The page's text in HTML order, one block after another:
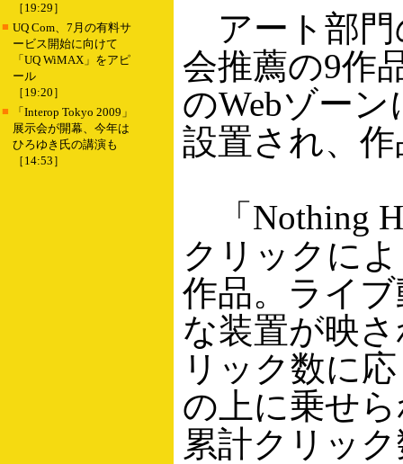
［19:29］
■ UQ Com、7月の有料サ
ービス開始に向けて
「UQ WiMAX」をアピ
ール
［19:20］
■
「Interop Tokyo 2009」
展示会が開幕、今年は
ひろゆき氏の講演も
［14:53］
アート部門
会推薦の9作
のWebゾー
設置され、
「Nothing
クリックに
作品。ライ
な装置が映
リック数に
の上に乗せ
累計クリッ